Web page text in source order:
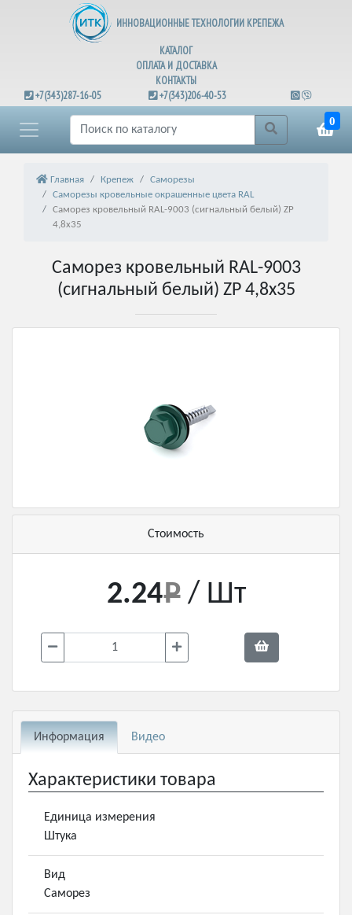
ИННОВАЦИОННЫЕ ТЕХНОЛОГИИ КРЕПЕЖА
КАТАЛОГ
ОПЛАТА И ДОСТАВКА
КОНТАКТЫ
+7(343)287-16-05
+7(343)206-40-53
0
Главная Крепеж
Саморезы
Саморезы кровельные окрашенные цвета RAL
Саморез кровельный RAL-9003 (сигнальный белый) ZP
4,8х35
Саморез кровельный RAL-9003
(сигнальный белый) ZP 4,8х35
Стоимость
2.24 / Шт
Информация Видео
Характеристики товара
Единица измерения
Штука
Вид
Саморез